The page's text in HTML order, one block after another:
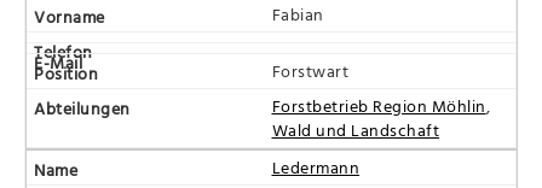
Fabian
Forstwart
Forstbetrieb Region Möhlin,
Wald und Landschaft
Ledermann